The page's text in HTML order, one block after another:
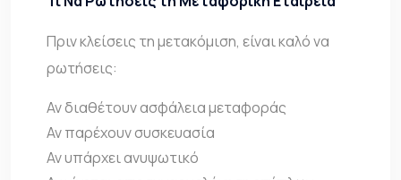
Πριν κλείσεις τη μετακόμιση, είναι καλό να
ρωτήσεις:
Αν διαθέτουν ασφάλεια μεταφοράς
Αν παρέχουν συσκευασία
Αν υπάρχει ανυψωτικό